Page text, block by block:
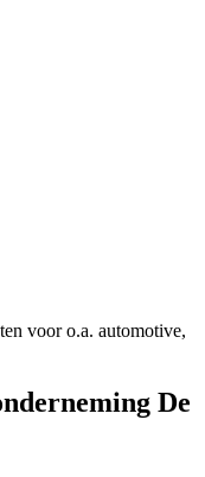
voor o.a. automotive,
De